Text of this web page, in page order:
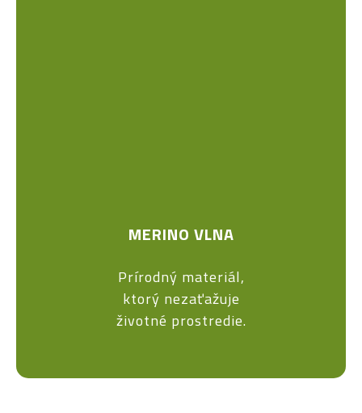
MERINO VLNA
Prírodný materiál,
ktorý nezaťažuje
životné prostredie.